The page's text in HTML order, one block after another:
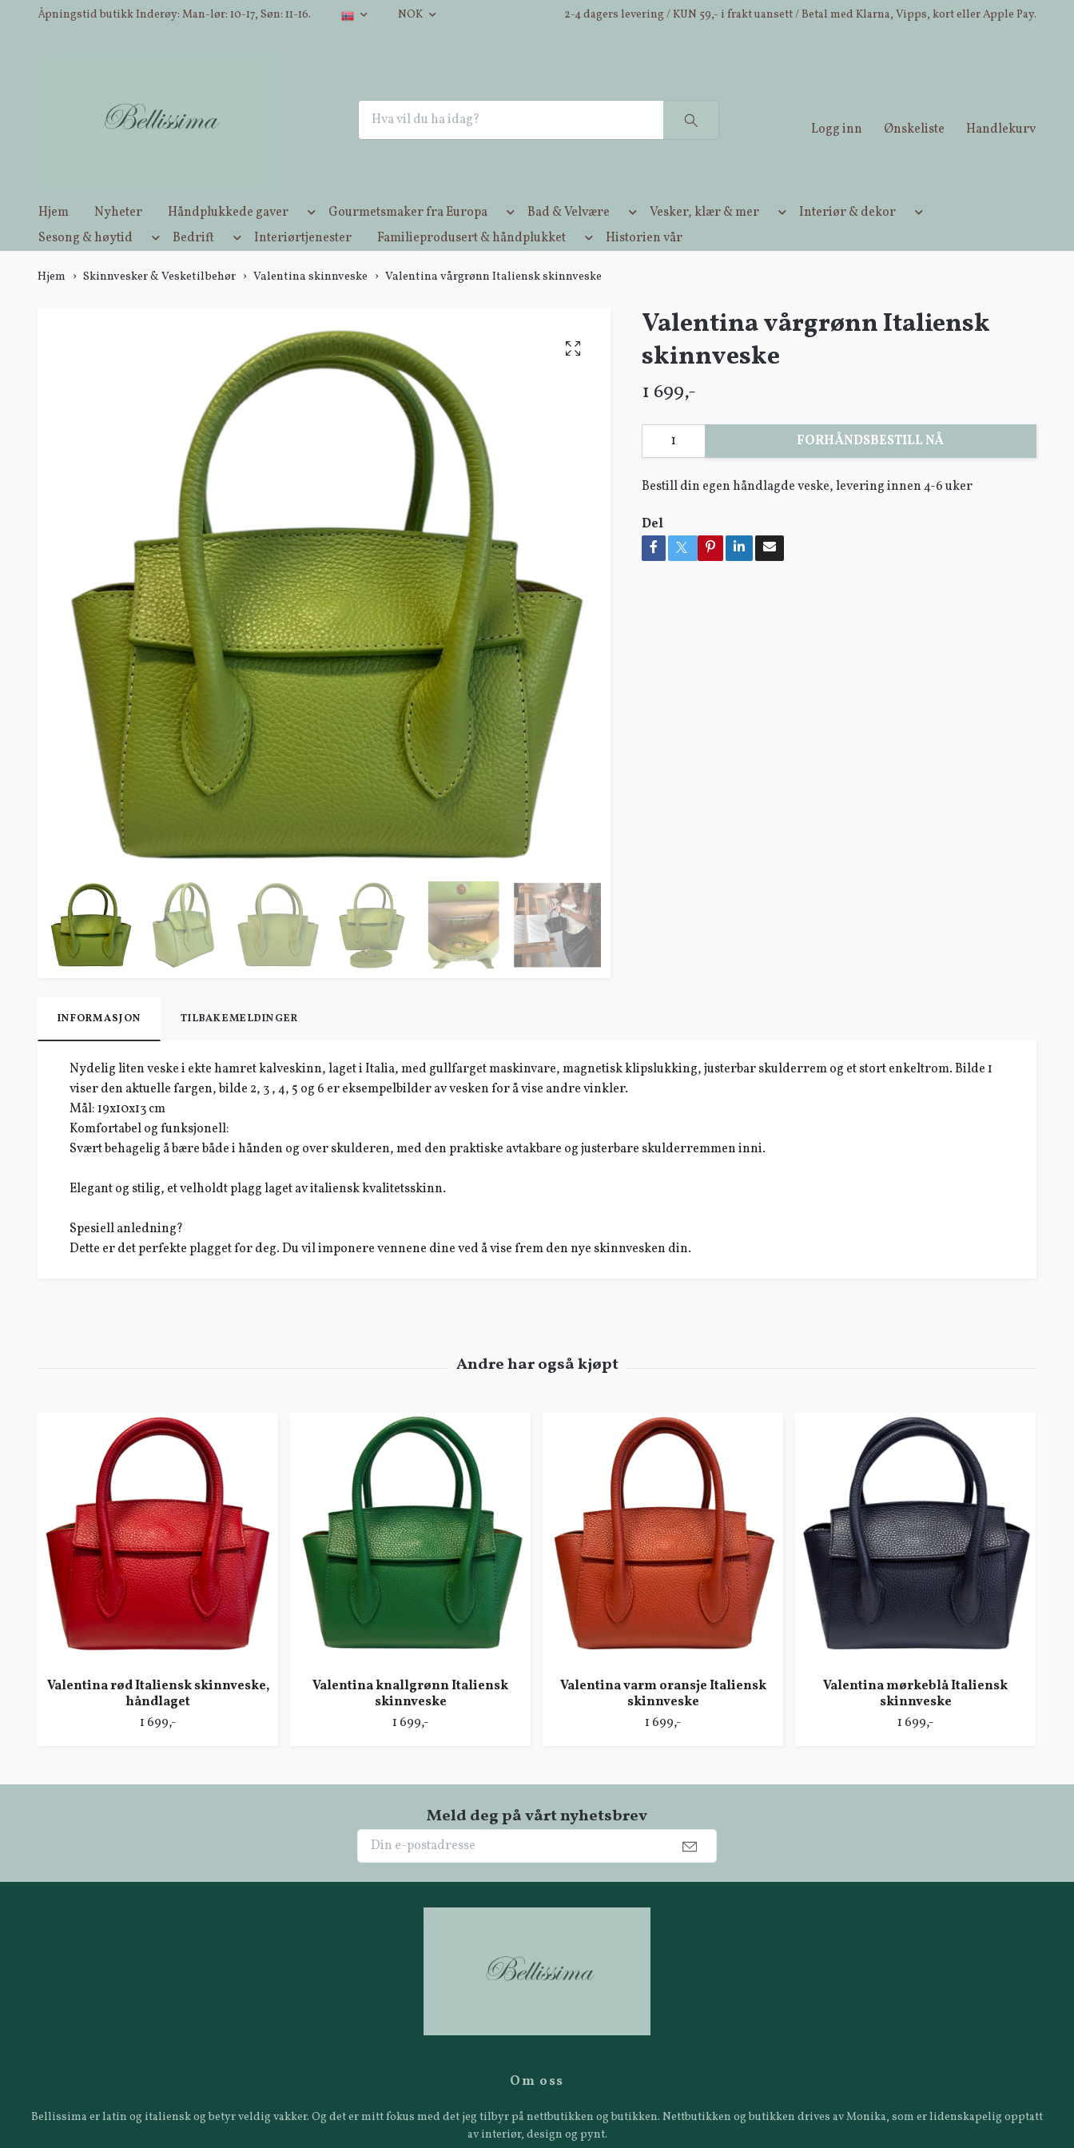
Åpningstid butikk Inderøy: Man-lør: 10-17, Søn: 11-16. NOK 2-4 dagers levering / KUN 59,- i frakt uansett / Betal med Klarna, Vipps, kort eller Apple Pay.
Logg inn Ønskeliste Handlekurv
Hjem Nyheter Håndplukkede gaver Gourmetsmaker fra Europa Bad & Velvære Vesker, klær & mer
Interiør & dekor
Sesong & høytid
Bedrift Interiørtjenester Familieprodusert & håndplukket Historien vår
Hjem Skinnvesker & Vesketilbehør Valentina skinnveske Valentina vårgrønn Italiensk skinnveske
Valentina vårgrønn Italiensk
skinnveske
1 699,-
FORHÅNDSBESTILL NÅ
Bestill din egen håndlagde veske, levering innen 4-6 uker
Del
INFORMASJON TILBAKEMELDINGER
Nydelig liten veske i ekte hamret kalveskinn, laget i Italia, med gullfarget maskinvare, magnetisk klipslukking, justerbar skulderrem og et stort enkeltrom. Bilde 1
viser den aktuelle fargen, bilde 2, 3 , 4, 5 og 6 er eksempelbilder av vesken for å vise andre vinkler.
Mål: 19x10x13 cm
Komfortabel og funksjonell:
Svært behagelig å bære både i hånden og over skulderen, med den praktiske avtakbare og justerbare skulderremmen inni.
Elegant og stilig, et velholdt plagg laget av italiensk kvalitetsskinn.
Spesiell anledning?
Dette er det perfekte plagget for deg. Du vil imponere vennene dine ved å vise frem den nye skinnvesken din.
Valentina rød Italiensk skinnveske,
håndlaget
1 699,-
Valentina knallgrønn Italiensk
skinnveske
1 699,-
Valentina varm oransje Italiensk
skinnveske
1 699,-
Valentina mørkeblå Italiensk
skinnveske
1 699,-
Meld deg på vårt nyhetsbrev
Om oss
Bellissima er latin og italiensk og betyr veldig vakker. Og det er mitt fokus med det jeg tilbyr på nettbutikken og butikken. Nettbutikken og butikken drives av Monika, som er lidenskapelig opptatt
av interiør, design og pynt.